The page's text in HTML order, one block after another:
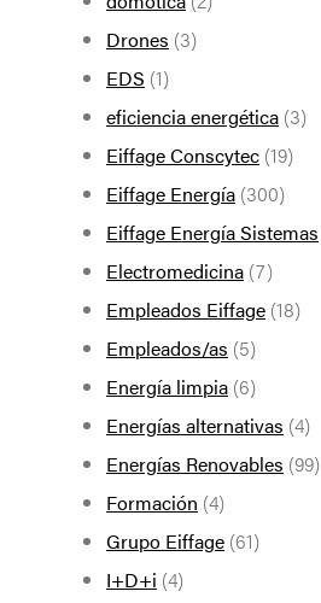
Drones (3)
EDS (1)
eficiencia energética (3)
Eiffage Conscytec (19)
Eiffage Energía (300)
Eiffage Energía Sistemas
Electromedicina (7)
Empleados Eiffage (18)
Empleados/as (5)
Energía limpia (6)
Energías alternativas (4)
Energías Renovables (99)
Formación (4)
Grupo Eiffage (61)
I+D+i (4)